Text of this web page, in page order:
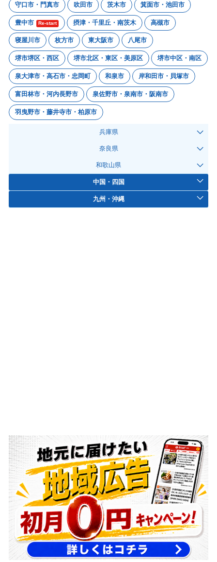
守口市・門真市 吹田市 茨木市 箕面市・池田市
豊中市 Re-start 摂津・千里丘・南茨木 高槻市
寝屋川市 枚方市 東大阪市 八尾市
堺市堺区・西区 堺市北区・東区・美原区 堺市中区・南区
泉大津市・高石市・忠岡町 和泉市 岸和田市・貝塚市
富田林市・河内長野市 泉佐野市・泉南市・阪南市
羽曳野市・藤井寺市・柏原市
兵庫県
奈良県
和歌山県
中国・四国
九州・沖縄